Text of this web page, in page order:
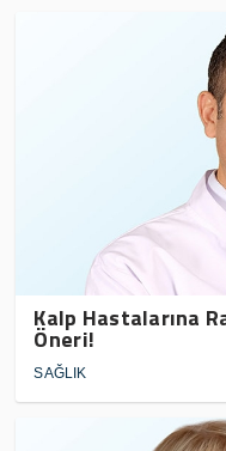
Kalp Hastalarına
Öneri!
SAĞLIK